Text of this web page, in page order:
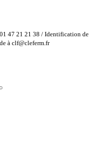
47 21 21 38 / Identification de
à clf@cleferm.fr